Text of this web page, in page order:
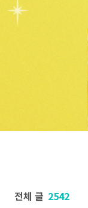
전체 글 2542